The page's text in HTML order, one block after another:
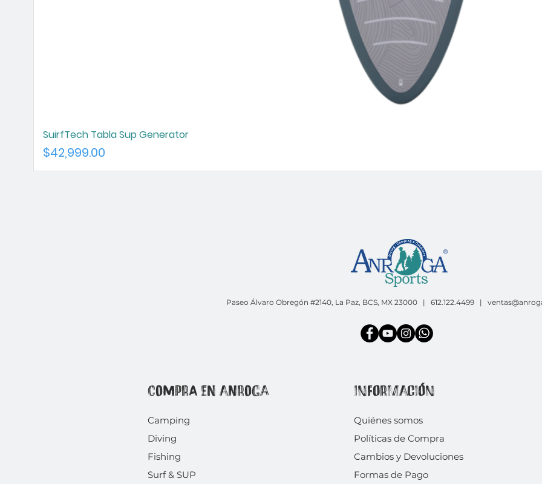
SuirfTech Tabla Sup Generator
Precio
$42,999.00
Paseo Álvaro Obregón #2140, La Paz, BCS, MX 23000 | 612.122.4499 |
COMPRA EN ANROGA
Camping
Diving
Fishing
Surf & SUP
INFORMACIÓN
Quiénes somos
Políticas de Compra
Cambios y Devoluciones
Formas de Pago